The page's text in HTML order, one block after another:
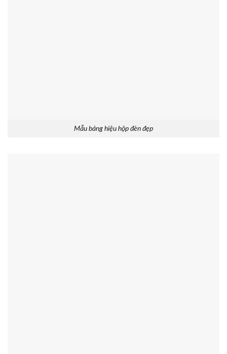
Mẫu bảng hiệu hộp đèn đẹp